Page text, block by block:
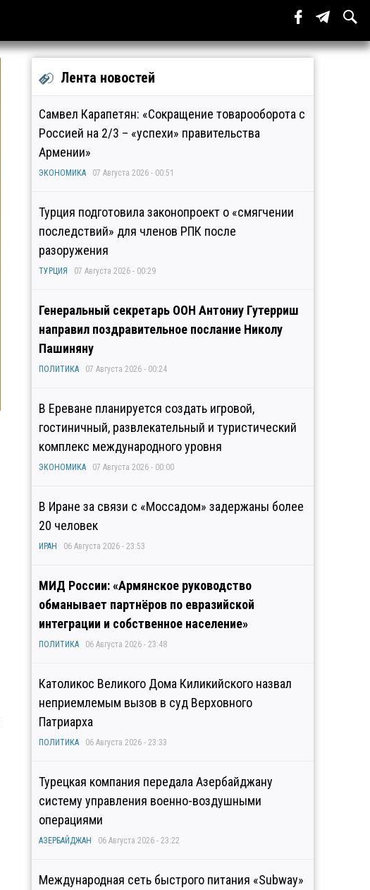
Лента новостей
Самвел Карапетян: «Сокращение товарооборота с
Россией на 2/3 – «успехи» правительства
Армении»
ЭКОНОМИКА 07 Августа 2026 - 00:51
Турция подготовила законопроект о «смягчении
последствий» для членов РПК после
разоружения
ТУРЦИЯ 07 Августа 2026 - 00:29
Генеральный секретарь ООН Антониу Гутерриш
направил поздравительное послание Николу
Пашиняну
ПОЛИТИКА 07 Августа 2026 - 00:24
В Ереване планируется создать игровой,
гостиничный, развлекательный и туристический
комплекс международного уровня
ЭКОНОМИКА 07 Августа 2026 - 00:00
В Иране за связи с «Моссадом» задержаны более
20 человек
ИРАН 06 Августа 2026 - 23:53
МИД России: «Армянское руководство
обманывает партнёров по евразийской
интеграции и собственное население»
ПОЛИТИКА 06 Августа 2026 - 23:48
Католикос Великого Дома Киликийского назвал
неприемлемым вызов в суд Верховного
Патриарха
ПОЛИТИКА 06 Августа 2026 - 23:33
Турецкая компания передала Азербайджану
систему управления военно-воздушными
операциями
АЗЕРБАЙДЖАН 06 Августа 2026 - 23:22
Международная сеть быстрого питания «Subway»